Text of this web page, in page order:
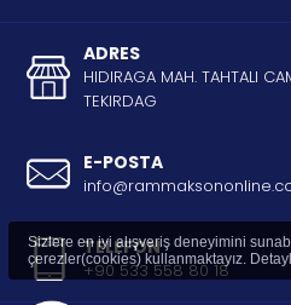
ADRES
HIDIRAGA MAH. TAHTALI
TEKIRDAG
E-POSTA
TELEFON
+90 533 558 80 18
Sizlere en iyi alışveriş deneyimini
çerezler(cookies) kullanmaktayız.